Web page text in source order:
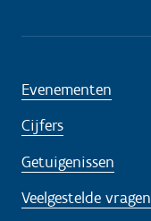
Evenementen
Cijfers
Getuigenissen
Veelgestelde vragen